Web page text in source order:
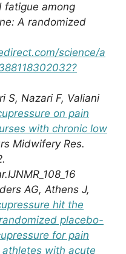
fatigue among
A randomized
science/a
S, Nazari F, Valiani
on pain
with chronic low
Midwifery Res.
AG, Athens J,
hit the
placebo-
for pain
with acute